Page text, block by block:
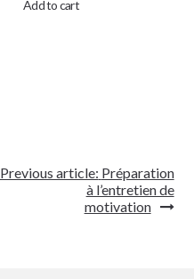
Add to cart
Previous article: Préparation
à l’entretien de
motivation